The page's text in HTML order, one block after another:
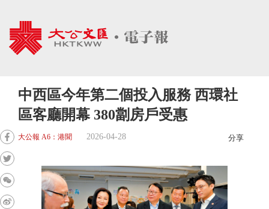
中西區今年第二個投入服務 西環社
區客廳開幕 380劏房戶受惠
大公報 A6：港聞 2026-04-28 分享